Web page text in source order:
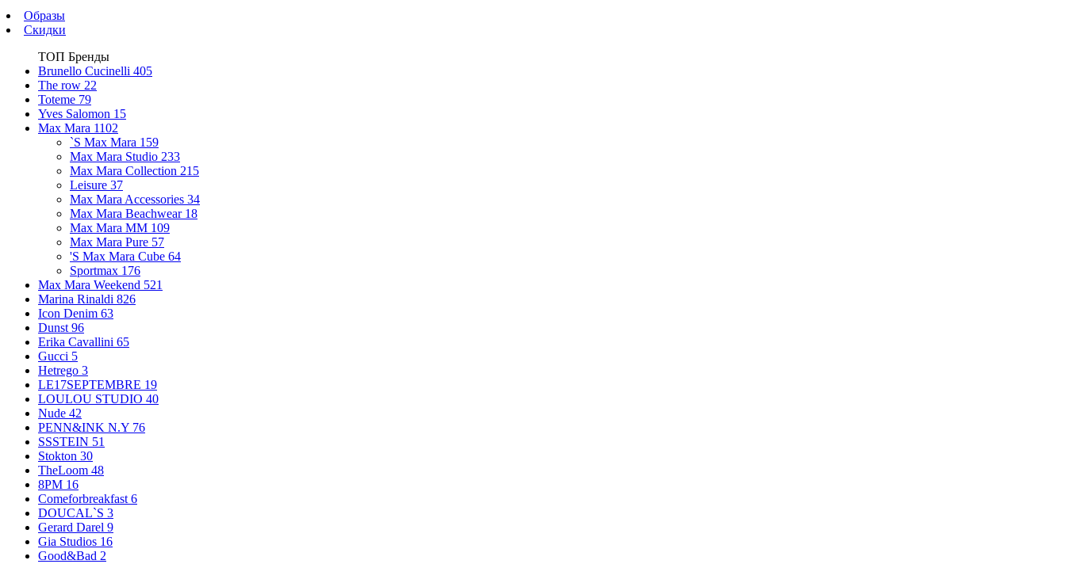
Образы
Скидки
ТОП Бренды
Brunello Cucinelli 405
The row 22
Toteme 79
Yves Salomon 15
Max Mara 1102
`S Max Mara 159
Max Mara Studio 233
Max Mara Collection 215
Leisure 37
Max Mara Accessories 34
Max Mara Beachwear 18
Max Mara MM 109
Max Mara Pure 57
'S Max Mara Cube 64
Sportmax 176
Max Mara Weekend 521
Marina Rinaldi 826
Icon Denim 63
Dunst 96
Erika Cavallini 65
Gucci 5
Hetrego 3
LE17SEPTEMBRE 19
LOULOU STUDIO 40
Nude 42
PENN&INK N.Y 76
SSSTEIN 51
Stokton 30
TheLoom 48
8PM 16
Comeforbreakfast 6
DOUCAL`S 3
Gerard Darel 9
Gia Studios 16
Good&Bad 2